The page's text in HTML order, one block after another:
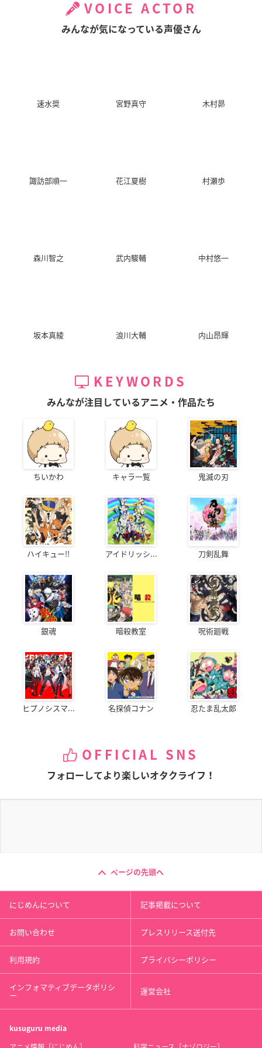
VOICE ACTOR
みんなが気になっている声優さん
速水奨 宮野真守 木村昴
諏訪部順一 花江夏樹 村瀬歩
森川智之 武内駿輔 中村悠一
坂本真綾 浪川大輔 内山昂輝
KEYWORDS
みんなが注目しているアニメ・作品たち
ちいかわ キャラ一覧 鬼滅の刃
ハイキュー!! アイドリッシ... 刀剣乱舞
銀魂 暗殺教室 呪術廻戦
ヒプノシスマ... 名探偵コナン 忍たま乱太郎
OFFICIAL SNS
フォローしてより楽しいオタクライフ！
ページの先頭へ
にじめんについて 記事掲載について
お問い合わせ プレスリリース送付先
利用規約 プライバシーポリシー
インフォマティブデータポリシ
ー 運営会社
kusuguru media